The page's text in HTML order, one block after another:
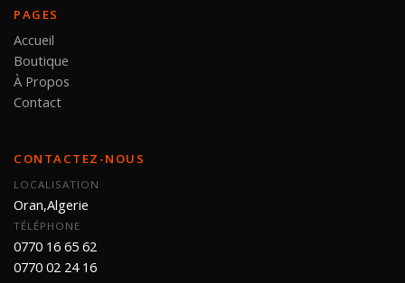
PAGES
Accueil
Boutique
À Propos
Contact
CONTACTEZ-NOUS
LOCALISATION
Oran,Algerie
TÉLÉPHONE
0770 16 65 62
0770 02 24 16